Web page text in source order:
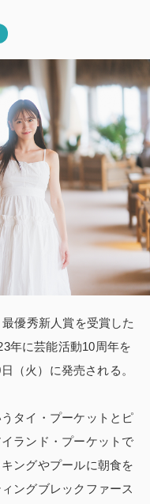
優秀新人賞を受賞した
年に芸能活動10周年を
（火）に発売される。
タイ・プーケットとピ
ランド・プーケットで
ングやプールに朝食を
ングブレックファース